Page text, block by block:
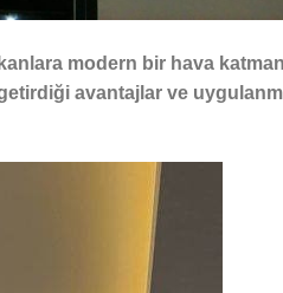
modern bir hava
avantajlar ve